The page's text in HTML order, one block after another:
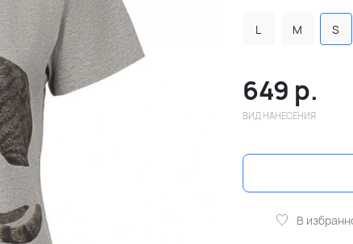
L M S
649 р.
ВИД НАНЕСЕНИЯ
В